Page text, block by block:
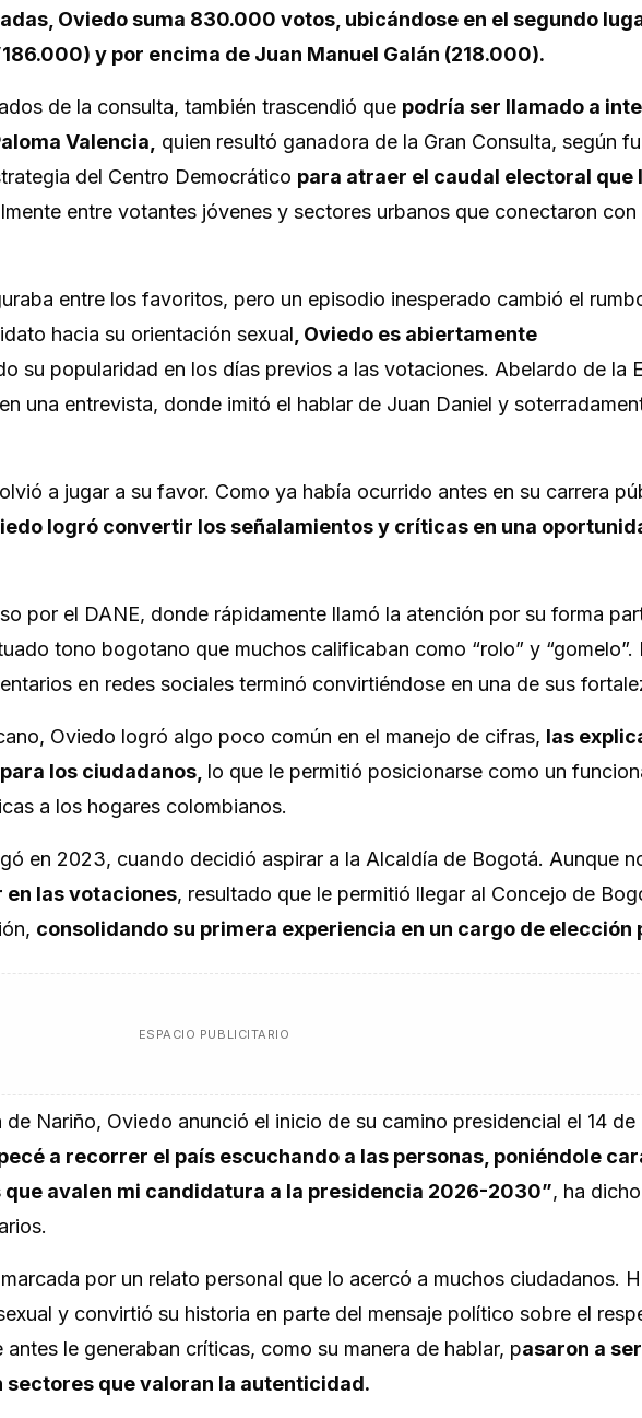
Oviedo suma 830.000 votos, ubicándose en el segundo
y por encima de Juan Manuel Galán (218.000).
de la consulta, también trascendió que podría ser llamado a
Valencia,
quien resultó ganadora de la Gran Consulta, según
del Centro Democrático para atraer el caudal electoral que
entre votantes jóvenes y sectores urbanos que conectaron con
entre los favoritos, pero un episodio inesperado cambió el
hacia su orientación sexual , Oviedo es abiertamente
su popularidad en los días previos a las votaciones. Abelardo de la
una entrevista, donde imitó el hablar de Juan Daniel y
a jugar a su favor. Como ya había ocurrido antes en su carrera
logró convertir los señalamientos y críticas en una
por el DANE, donde rápidamente llamó la atención por su forma
tono bogotano que muchos calificaban como “rolo” y “gomelo”.
en redes sociales terminó convirtiéndose en una de sus
Oviedo logró algo poco común en el manejo de cifras, las
los ciudadanos, lo que le permitió posicionarse como un
a los hogares colombianos.
en 2023, cuando decidió aspirar a la Alcaldía de Bogotá. Aunque
en las votaciones, resultado que le permitió llegar al Concejo de
consolidando su primera experiencia en un cargo de elección
ESPACIO PUBLICITARIO
Nariño, Oviedo anunció el inicio de su camino presidencial el 14 de
a recorrer el país escuchando a las personas, poniéndole
avalen mi candidatura a la presidencia 2026-2030”, ha
por un relato personal que lo acercó a muchos ciudadanos.
y convirtió su historia en parte del mensaje político sobre el
le generaban críticas, como su manera de hablar, pasaron a
que valoran la autenticidad.